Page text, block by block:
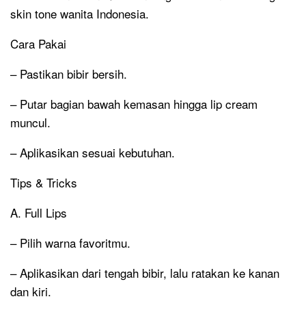
skin tone wanita Indonesia.
Cara Pakai
– Pastikan bibir bersih.
– Putar bagian bawah kemasan hingga lip cream
muncul.
– Aplikasikan sesuai kebutuhan.
Tips & Tricks
A. Full Lips
– Pilih warna favoritmu.
– Aplikasikan dari tengah bibir, lalu ratakan ke kanan
dan kiri.